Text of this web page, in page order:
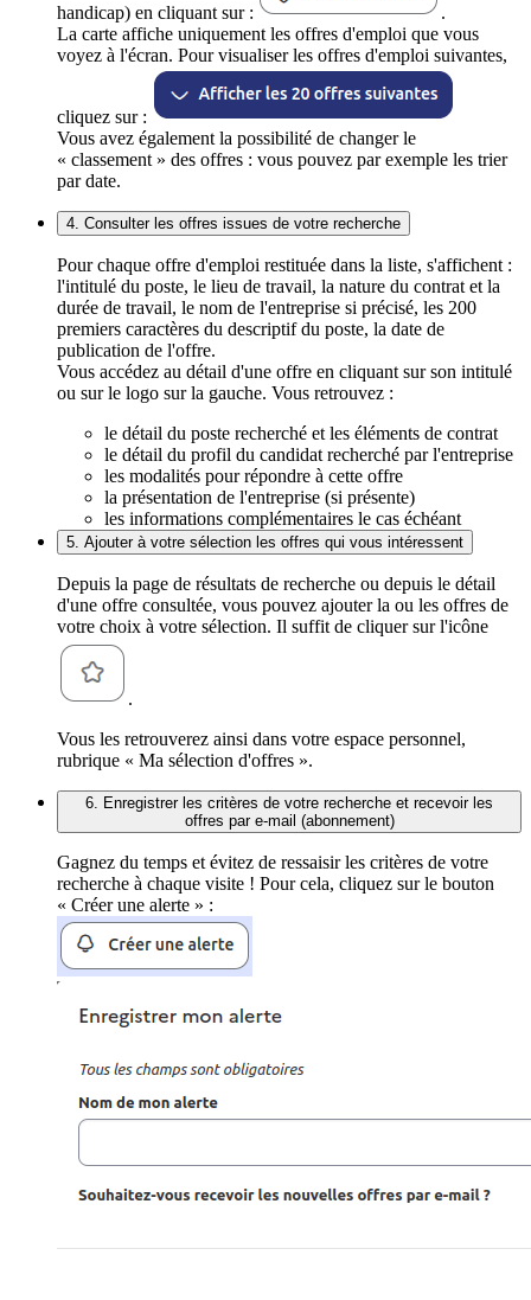
handicap) en cliquant sur :
.
La carte affiche uniquement les offres d'emploi que vous
voyez à l'écran. Pour visualiser les offres d'emploi suivantes,
cliquez sur :
Vous avez également la possibilité de changer le
« classement » des offres : vous pouvez par exemple les trier
par date.
4. Consulter les offres issues de votre recherche
Pour chaque offre d'emploi restituée dans la liste, s'affichent :
l'intitulé du poste, le lieu de travail, la nature du contrat et la
durée de travail, le nom de l'entreprise si précisé, les 200
premiers caractères du descriptif du poste, la date de
publication de l'offre.
Vous accédez au détail d'une offre en cliquant sur son intitulé
ou sur le logo sur la gauche. Vous retrouvez :
le détail du poste recherché et les éléments de contrat
le détail du profil du candidat recherché par l'entreprise
les modalités pour répondre à cette offre
la présentation de l'entreprise (si présente)
les informations complémentaires le cas échéant
5. Ajouter à votre sélection les offres qui vous intéressent
Depuis la page de résultats de recherche ou depuis le détail
d'une offre consultée, vous pouvez ajouter la ou les offres de
votre choix à votre sélection. Il suffit de cliquer sur l'icône
.
Vous les retrouverez ainsi dans votre espace personnel,
rubrique « Ma sélection d'offres ».
6. Enregistrer les critères de votre recherche et recevoir les
offres par e-mail (abonnement)
Gagnez du temps et évitez de ressaisir les critères de votre
recherche à chaque visite ! Pour cela, cliquez sur le bouton
« Créer une alerte » :